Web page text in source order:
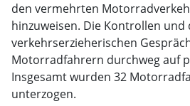
den vermehrten
hinzuweisen. Die Kontrollen und
verkehrserzieherischen
Motorradfahrern durchweg auf
Insgesamt wurden 32
unterzogen.